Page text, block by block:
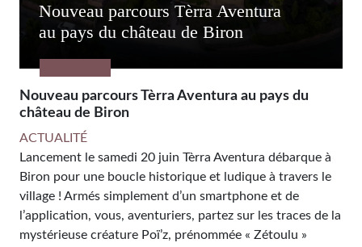
Nouveau parcours Tèrra Aventura
au pays du château de Biron
Nouveau parcours Tèrra Aventura au pays du
château de Biron
ACTUALITÉ
Lancement le samedi 20 juin Tèrra Aventura débarque à
Biron pour une boucle historique et ludique à travers le
village ! Armés simplement d’un smartphone et de
l’application, vous, aventuriers, partez sur les traces de la
mystérieuse créature Poï’z, prénommée « Zétoulu »